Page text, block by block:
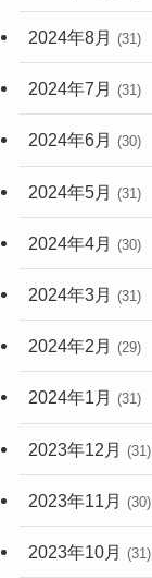
2024年8月 (31)
2024年7月 (31)
2024年6月 (30)
2024年5月 (31)
2024年4月 (30)
2024年3月 (31)
2024年2月 (29)
2024年1月 (31)
2023年12月 (31)
2023年11月 (30)
2023年10月 (31)